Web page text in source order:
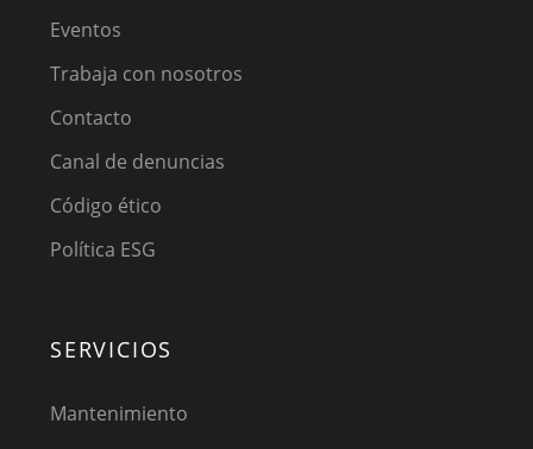
Eventos
Trabaja con nosotros
Contacto
Canal de denuncias
Código ético
Política ESG
SERVICIOS
Mantenimiento